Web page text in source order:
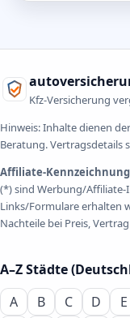
Kfz-Versicherung
Hinweis: Inhalte dienen
Beratung. Vertragsdetails
Affiliate-
(*) sind Werbung/Affiliate-
Links/Formulare erhalten
Nachteile bei Preis,
A–Z Städte
A
B C D E